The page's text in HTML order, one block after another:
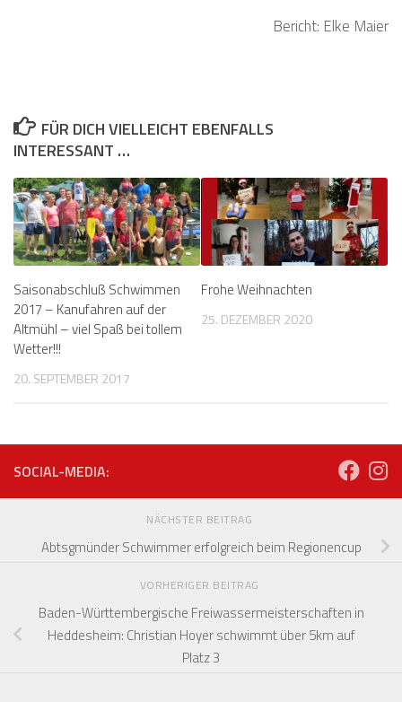
Bericht: Elke Maier
FÜR DICH VIELLEICHT EBENFALLS
INTERESSANT …
Saisonabschluß Schwimmen
2017 – Kanufahren auf der
Altmühl – viel Spaß bei tollem
Wetter!!!
20. SEPTEMBER 2017
Frohe Weihnachten
25. DEZEMBER 2020
SOCIAL-MEDIA:
NÄCHSTER BEITRAG
Abtsgmünder Schwimmer erfolgreich beim Regionencup
VORHERIGER BEITRAG
Baden-Württembergische Freiwassermeisterschaften in
Heddesheim: Christian Hoyer schwimmt über 5km auf
Platz 3